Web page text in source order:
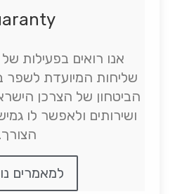
שליחות המיועדת לשפר
הביטחון של הצרכן
ושירותים ולאפשר לו
הצורך.
למאמרים